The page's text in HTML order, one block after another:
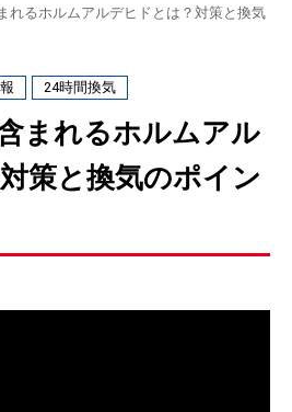
れるホルムアルデヒドとは？対策と換気
24時間換気
まれるホルムアル
策と換気のポイン